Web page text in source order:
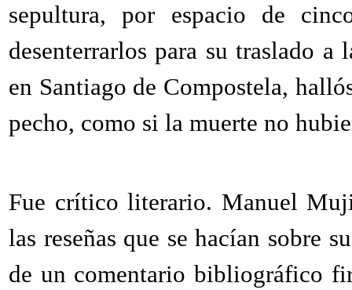
sepultura, por espacio de
desenterrarlos para su traslado
en Santiago de Compostela,
pecho, como si la muerte no
Fue crítico literario. Manuel
las reseñas que se hacían sobre
de un comentario bibliográfico